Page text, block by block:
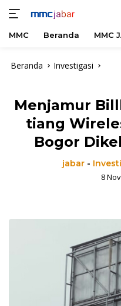
MMC Beranda MMC
Beranda Investigasi
Menjamur
tiang
Bogor
jabar-
8